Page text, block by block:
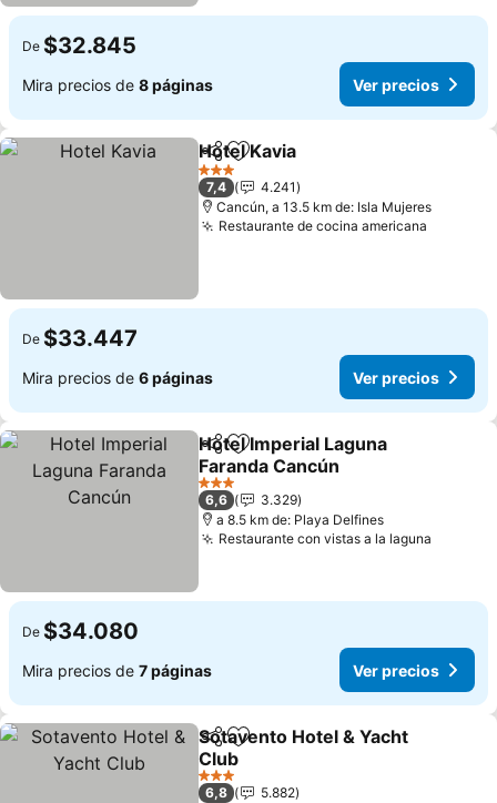
De $32.845
Mira precios de 8 páginas Ver precios
CompartirAgregar a favoritos
Hotel Kavia
3 Estrellas
7,4
4.241
Cancún, a 13.5 km de: Isla Mujeres
Restaurante de cocina americana
De $33.447
Mira precios de 6 páginas Ver precios
CompartirAgregar a favoritos
Hotel Imperial Laguna
Faranda Cancún
Ver precios
3 Estrellas
6,6
3.329
a 8.5 km de: Playa Delfines
Restaurante con vistas a la laguna
De $34.080
Mira precios de 7 páginas Ver precios
CompartirAgregar a favoritos
Sotavento Hotel & Yacht
Club
Ver precios
3 Estrellas
6,8
5.882